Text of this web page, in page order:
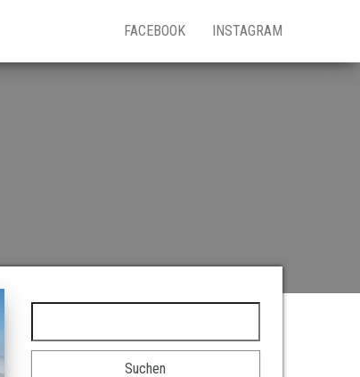
FACEBOOK INSTAGRAM